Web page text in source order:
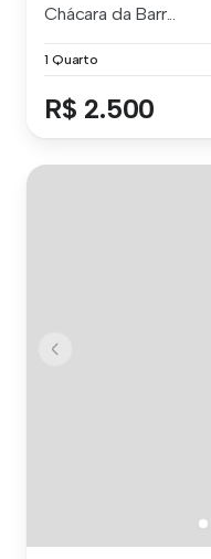
Chácara da Barr...
1 Quarto
R$ 2.500